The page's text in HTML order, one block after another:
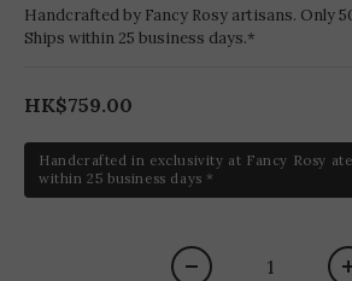
Handcrafted by Fancy Rosy artisans. Only
Ships within 25 business days.*
HK$759.00
Handcrafted in exclusivity at Fancy Rosy
within 25 business days *